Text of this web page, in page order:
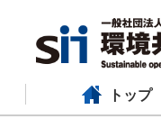
トップ